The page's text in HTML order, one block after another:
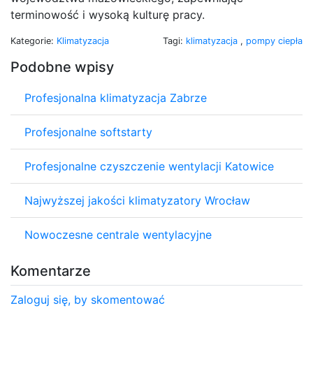
terminowość i wysoką kulturę pracy.
Kategorie: Klimatyzacja Tagi: klimatyzacja , pompy ciepła
Podobne wpisy
Profesjonalna klimatyzacja Zabrze
Profesjonalne softstarty
Profesjonalne czyszczenie wentylacji Katowice
Najwyższej jakości klimatyzatory Wrocław
Nowoczesne centrale wentylacyjne
Komentarze
Zaloguj się, by skomentować